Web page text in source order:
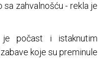
zahvalnošću - rekla je
je počast i istaknutim
koje su preminule